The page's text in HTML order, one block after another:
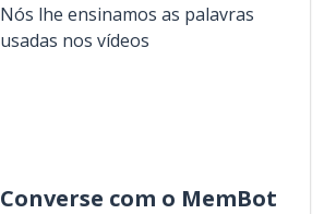
Nós lhe ensinamos as palavras
usadas nos vídeos
Converse com o MemBot